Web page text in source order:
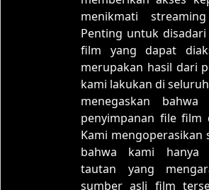
menikmati
Penting untuk
film yang dapat
merupakan hasil dari
kami lakukan di
menegaskan
penyimpanan file film
Kami
bahwa kami hanya
tautan yang
sumber asli film